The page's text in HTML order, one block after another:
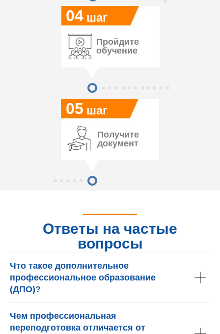
05
04 шаг
шаг
Пройдите
обучение
Получите
документ
Ответы на частые
вопросы
Что такое дополнительное
профессиональное образование
(ДПО)?
Чем профессиональная
переподготовка отличается от